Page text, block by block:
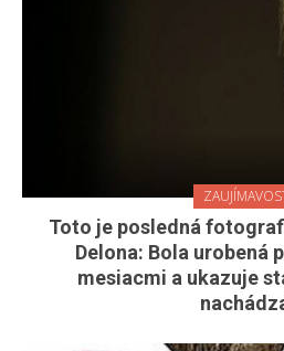
Toto je posledná
Delona: Bola urobená
mesiacmi a ukazuje